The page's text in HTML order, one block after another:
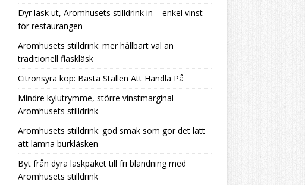
Dyr läsk ut, Aromhusets stilldrink in – enkel vinst
för restaurangen
Aromhusets stilldrink: mer hållbart val än
traditionell flaskläsk
Citronsyra köp: Bästa Ställen Att Handla På
Mindre kylutrymme, större vinstmarginal –
Aromhusets stilldrink
Aromhusets stilldrink: god smak som gör det lätt
att lämna burkläsken
Byt från dyra läskpaket till fri blandning med
Aromhusets stilldrink